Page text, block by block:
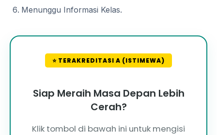
Menunggu Informasi Kelas.
⭐ TERAKREDITASI A (ISTIMEWA)
Siap Meraih Masa Depan Lebih
Cerah?
Klik tombol di bawah ini untuk mengisi